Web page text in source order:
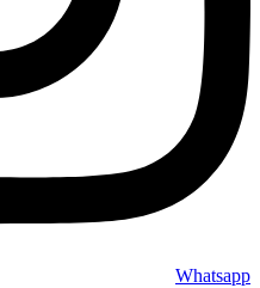
Whatsapp